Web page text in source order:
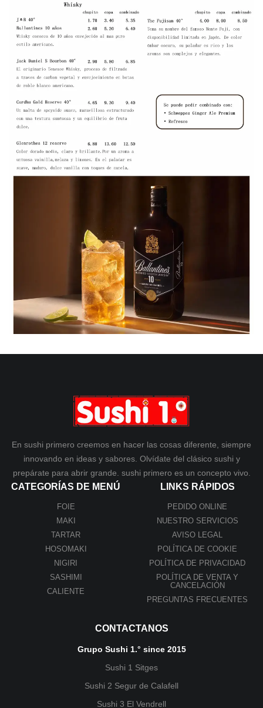
En sushi primero creemos en hacer las cosas diferente, siempre
innovando en ideas y sabores. Olvídate del clásico sushi y
prepárate para abrir grande. sushi primero es un concepto vivo.
CATEGORÍAS DE MENÚ
FOIE
MAKI
TARTAR
HOSOMAKI
NIGIRI
SASHIMI
CALIENTE
LINKS RÁPIDOS
PEDIDO ONLINE
NUESTRO SERVICIOS
AVISO LEGAL
POLÍTICA DE COOKIE
POLÍTICA DE PRIVACIDAD
POLÍTICA DE VENTA Y
CANCELACIÓN
PREGUNTAS FRECUENTES
CONTACTANOS
Grupo Sushi 1.° since 2015
Sushi 1 Sitges
Sushi 2 Segur de Calafell
Sushi 3 El Vendrell